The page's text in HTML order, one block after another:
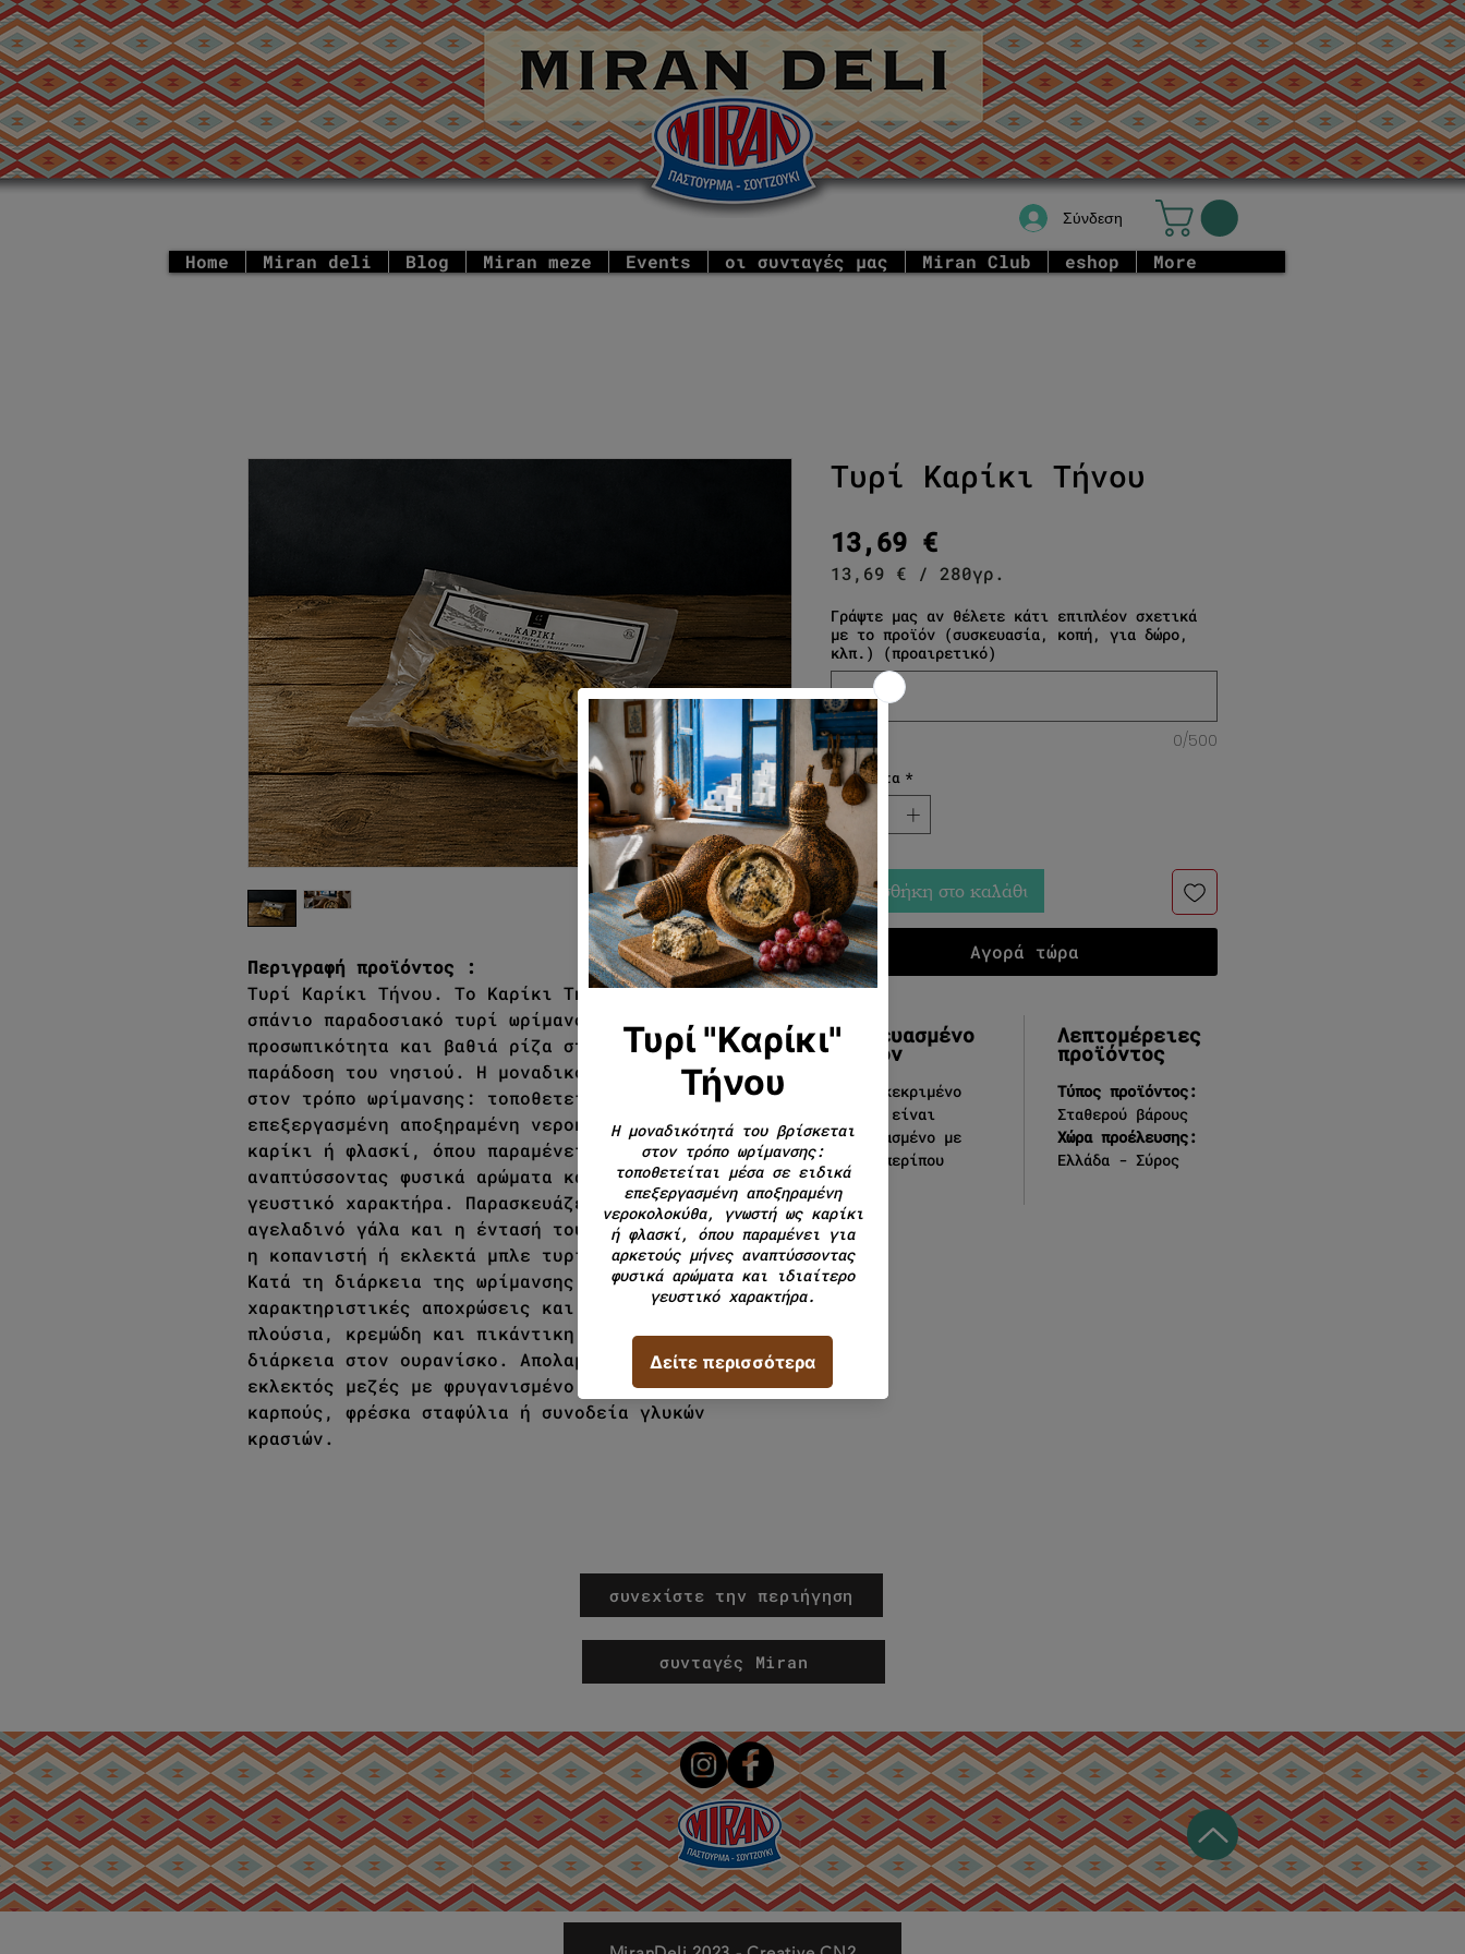
Σύνδεση
Home Miran deli Blog Miran meze Events οι συνταγές μας Miran Club eshop More
Περιγραφή προϊόντος :
Τυρί Καρίκι Τήνου. Το Καρίκι Τήνου είναι ένα
σπάνιο παραδοσιακό τυρί ωρίμανσης με ξεχωριστή
προσωπικότητα και βαθιά ρίζα στην τυροκομική
παράδοση του νησιού. Η μοναδικότητά του βρίσκεται
στον τρόπο ωρίμανσης: τοποθετείται μέσα σε ειδικά
επεξεργασμένη αποξηραμένη νεροκολοκύθα, γνωστή ως
καρίκι ή φλασκί, όπου παραμένει για αρκετούς μήνες
αναπτύσσοντας φυσικά αρώματα και ιδιαίτερο
γευστικό χαρακτήρα. Παρασκευάζεται κυρίως από
αγελαδινό γάλα και η έντασή του θυμίζει τυριά όπως
η κοπανιστή ή εκλεκτά μπλε τυριά τύπου ροκφόρ.
Κατά τη διάρκεια της ωρίμανσης αποκτά
χαρακτηριστικές αποχρώσεις και εξελίσσει μια
πλούσια, κρεμώδη και πικάντικη γεύση με μεγάλη
διάρκεια στον ουρανίσκο. Απολαμβάνεται ιδανικά ως
εκλεκτός μεζές με φρυγανισμένο ψωμί, ξηρούς
καρπούς, φρέσκα σταφύλια ή συνοδεία γλυκών
κρασιών.
Τυρί Καρίκι Τήνου
13,69 €Τιμή
13,69 € / 280γρ.
ανά
280
Γραμμάρια
Γράψτε μας αν θέλετε κάτι επιπλέον σχετικά
με το προϊόν (συσκευασία, κοπή, για δώρο,
κλπ.) (προαιρετικό)
0/500
Ποσότητα *
Προσθήκη στο καλάθι
Αγορά τώρα
Συσκευασμένο
προϊόν
Το συγκεκριμένο
προϊόν είναι
συσκευασμένο με
βάρος περίπου
280γρ.
Λεπτομέρειες
προϊόντος
Τύπος προϊόντος:
Σταθερού βάρους
Χώρα προέλευσης:
Ελλάδα - Σύρος
συνεχίστε την περιήγηση
συνταγές Miran